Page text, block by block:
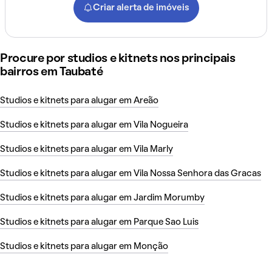
Criar alerta de imóveis
Procure por studios e kitnets nos principais
bairros em Taubaté
Studios e kitnets para alugar em Areão
Studios e kitnets para alugar em Vila Nogueira
Studios e kitnets para alugar em Vila Marly
Studios e kitnets para alugar em Vila Nossa Senhora das Gracas
Studios e kitnets para alugar em Jardim Morumby
Studios e kitnets para alugar em Parque Sao Luis
Studios e kitnets para alugar em Monção